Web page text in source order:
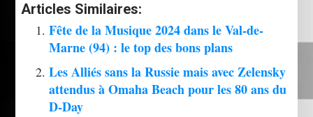
Articles Similaires:
Fête de la Musique 2024 dans le Val-de-
Marne (94) : le top des bons plans
Les Alliés sans la Russie mais avec Zelensky
attendus à Omaha Beach pour les 80 ans du
D-Day